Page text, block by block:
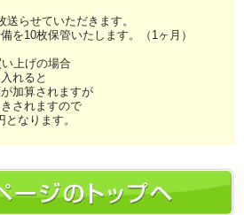
らせていただきます。
を10枚保管いたします。（1ヶ月）
上げの場合
れると
加算されますが
されますので
なります。